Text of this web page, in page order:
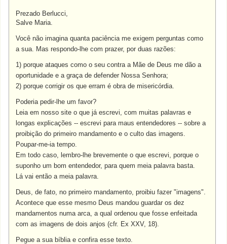
Prezado Berlucci,
Salve Maria.
Você não imagina quanta paciência me exigem perguntas como
a sua. Mas respondo-lhe com prazer, por duas razões:
1) porque ataques como o seu contra a Mãe de Deus me dão a
oportunidade e a graça de defender Nossa Senhora;
2) porque corrigir os que erram é obra de misericórdia.
Poderia pedir-lhe um favor?
Leia em nosso site o que já escrevi, com muitas palavras e
longas explicações -- escrevi para maus entendedores -- sobre a
proibição do primeiro mandamento e o culto das imagens.
Poupar-me-ia tempo.
Em todo caso, lembro-lhe brevemente o que escrevi, porque o
suponho um bom entendedor, para quem meia palavra basta.
Lá vai então a meia palavra.
Deus, de fato, no primeiro mandamento, proibiu fazer "imagens".
Acontece que esse mesmo Deus mandou guardar os dez
mandamentos numa arca, a qual ordenou que fosse enfeitada
com as imagens de dois anjos (cfr. Ex XXV, 18).
Pegue a sua bíblia e confira esse texto.